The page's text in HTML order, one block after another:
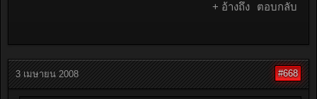
+ อ้างถึง ตอบกลับ
3 เมษายน 2008 #668